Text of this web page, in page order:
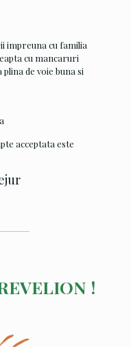
impreuna cu familia
cu mancaruri
de voie buna si
acceptata este
!